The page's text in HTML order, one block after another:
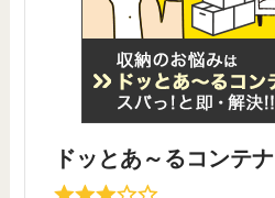
ドッとあ～るコンテナ